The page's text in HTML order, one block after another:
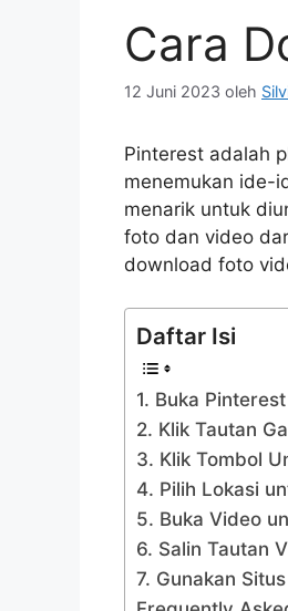
Cara
12 Juni 2023 oleh
Pinterest adalah
menemukan ide-
menarik untuk
foto dan video
download foto
Daftar Isi
1. Buka
2. Klik Tautan
3. Klik Tombol
4. Pilih Lokasi
5. Buka Video
6. Salin Tautan
7. Gunakan